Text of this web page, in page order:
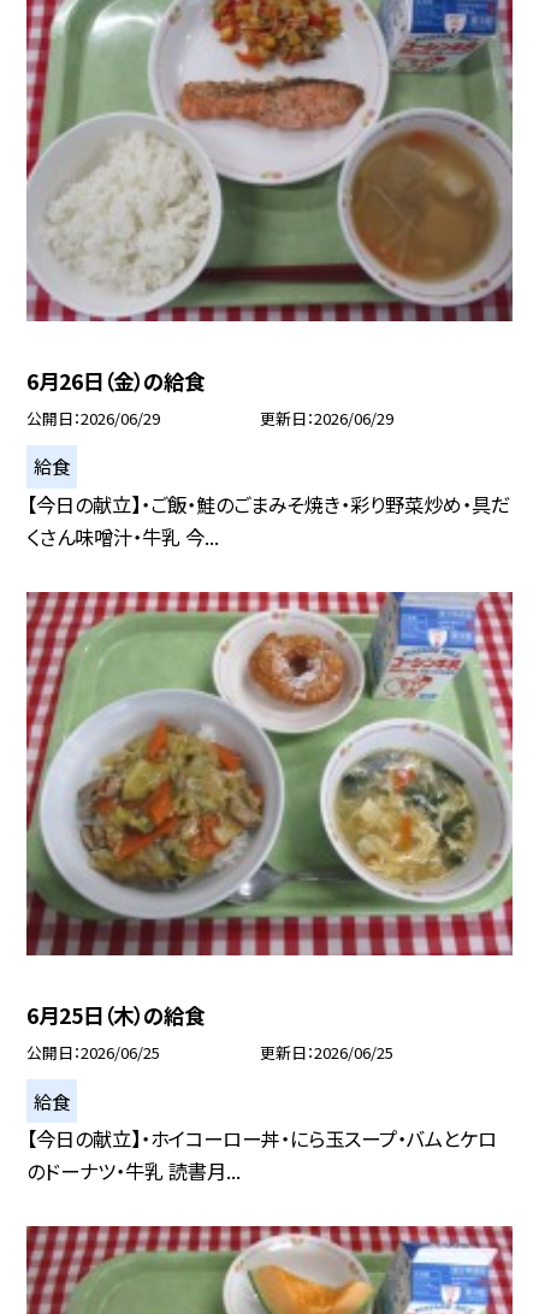
6月26日（金）の給食
公開日 2026/06/29 更新日 2026/06/29
給食
【今日の献立】・ご飯・鮭のごまみそ焼き・彩り野菜炒め・具だ
くさん味噌汁・牛乳 今...
6月25日（木）の給食
公開日 2026/06/25 更新日 2026/06/25
給食
【今日の献立】・ホイコーロー丼・にら玉スープ・バムとケロ
のドーナツ・牛乳 読書月...